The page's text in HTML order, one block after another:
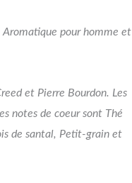
Aromatique pour homme et
et Pierre Bourdon. Les
notes de coeur sont Thé
de santal, Petit-grain et